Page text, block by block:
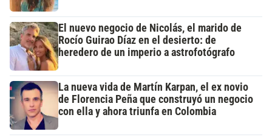
El nuevo negocio de Nicolás, el marido de
Rocío Guirao Díaz en el desierto: de
heredero de un imperio a astrofotógrafo
La nueva vida de Martín Karpan, el ex novio
de Florencia Peña que construyó un negocio
con ella y ahora triunfa en Colombia